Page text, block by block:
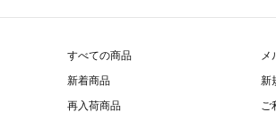
すべての商品
新着商品
再入荷商品
メ
新
ご